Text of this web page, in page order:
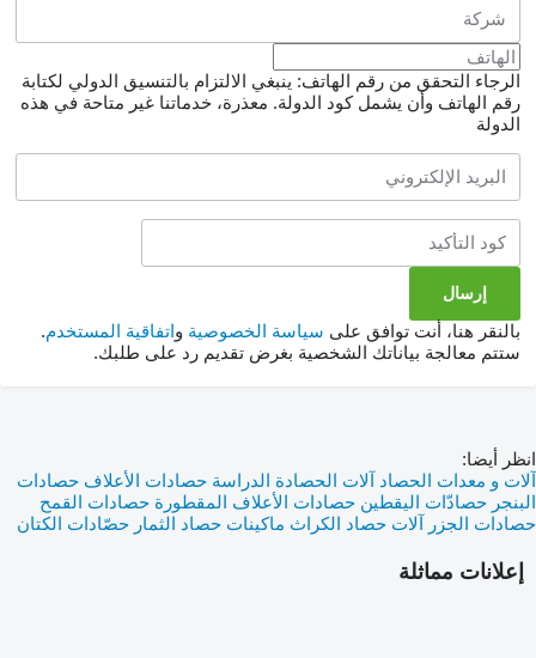
الرجاء التحقق من رقم الهاتف: ينبغي الالتزام بالتنسيق الدولي لكتابة
رقم الهاتف وأن يشمل كود الدولة. معذرة، خدماتنا غير متاحة في هذه
الدولة
بالنقر هنا، أنت توافق على سياسة الخصوصية واتفاقية المستخدم.
ستتم معالجة بياناتك الشخصية بغرض تقديم رد على طلبك.
إعلانات مماثلة
انظر أيضا:
آلات و معدات الحصاد آلات الحصادة الدراسة حصادات الأعلاف حصادات
البنجر حصادّات اليقطين حصادات الأعلاف المقطورة حصادات القمح
حصادات الجزر آلات حصاد الكراث ماكينات حصاد الثمار حصّادات الكتان